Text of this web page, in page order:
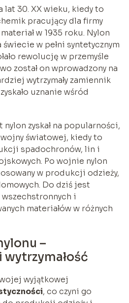
30. XX wieku, kiedy to
pracujący dla firmy
w 1935 roku. Nylon
świecie w pełni syntetycznym
rewolucję w przemyśle
został on wprowadzony na
wytrzymały zamiennik
uznanie wśród
zyskał na popularności,
wojny światowej, kiedy to
spadochronów, lin i
Po wojnie nylon
w produkcji odzieży,
Do dziś jest
i
materiałów w różnych
–
wyjątkowej
, co czyni go